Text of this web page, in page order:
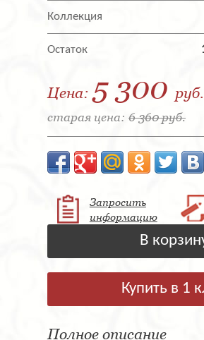
Коллекция
Остаток
Цена: 5 300 руб.
старая цена: 6 360 руб.
Запросить
информацию
В
Купить в 1
Полное описание